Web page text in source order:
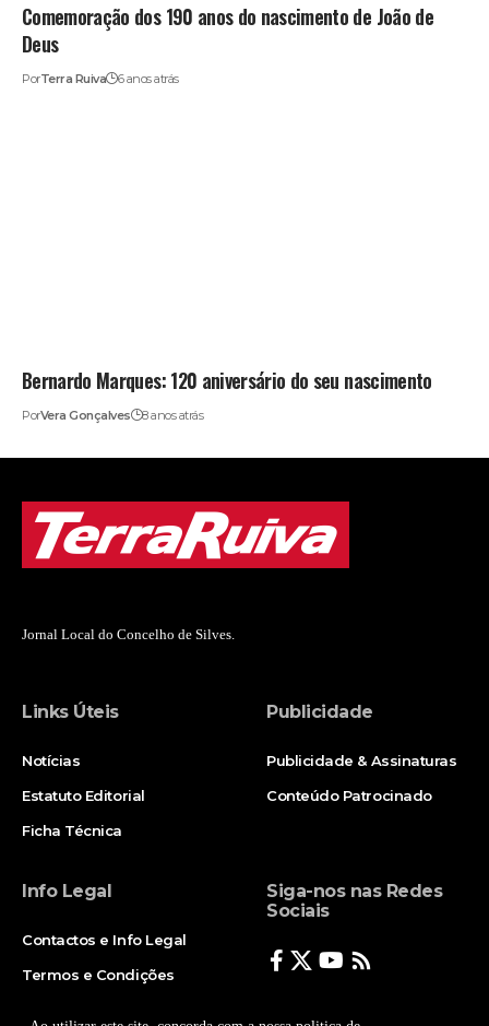
Comemoração dos 190 anos do nascimento de João de
Deus
PorTerra Ruiva 6 anos atrás
Bernardo Marques: 120 aniversário do seu nascimento
PorVera Gonçalves 8 anos atrás
Jornal Local do Concelho de Silves.
Links Úteis
Notícias
Estatuto Editorial
Ficha Técnica
Publicidade
Publicidade & Assinaturas
Conteúdo Patrocinado
Info Legal
Contactos e Info Legal
Termos e Condições
Siga-nos nas Redes
Sociais